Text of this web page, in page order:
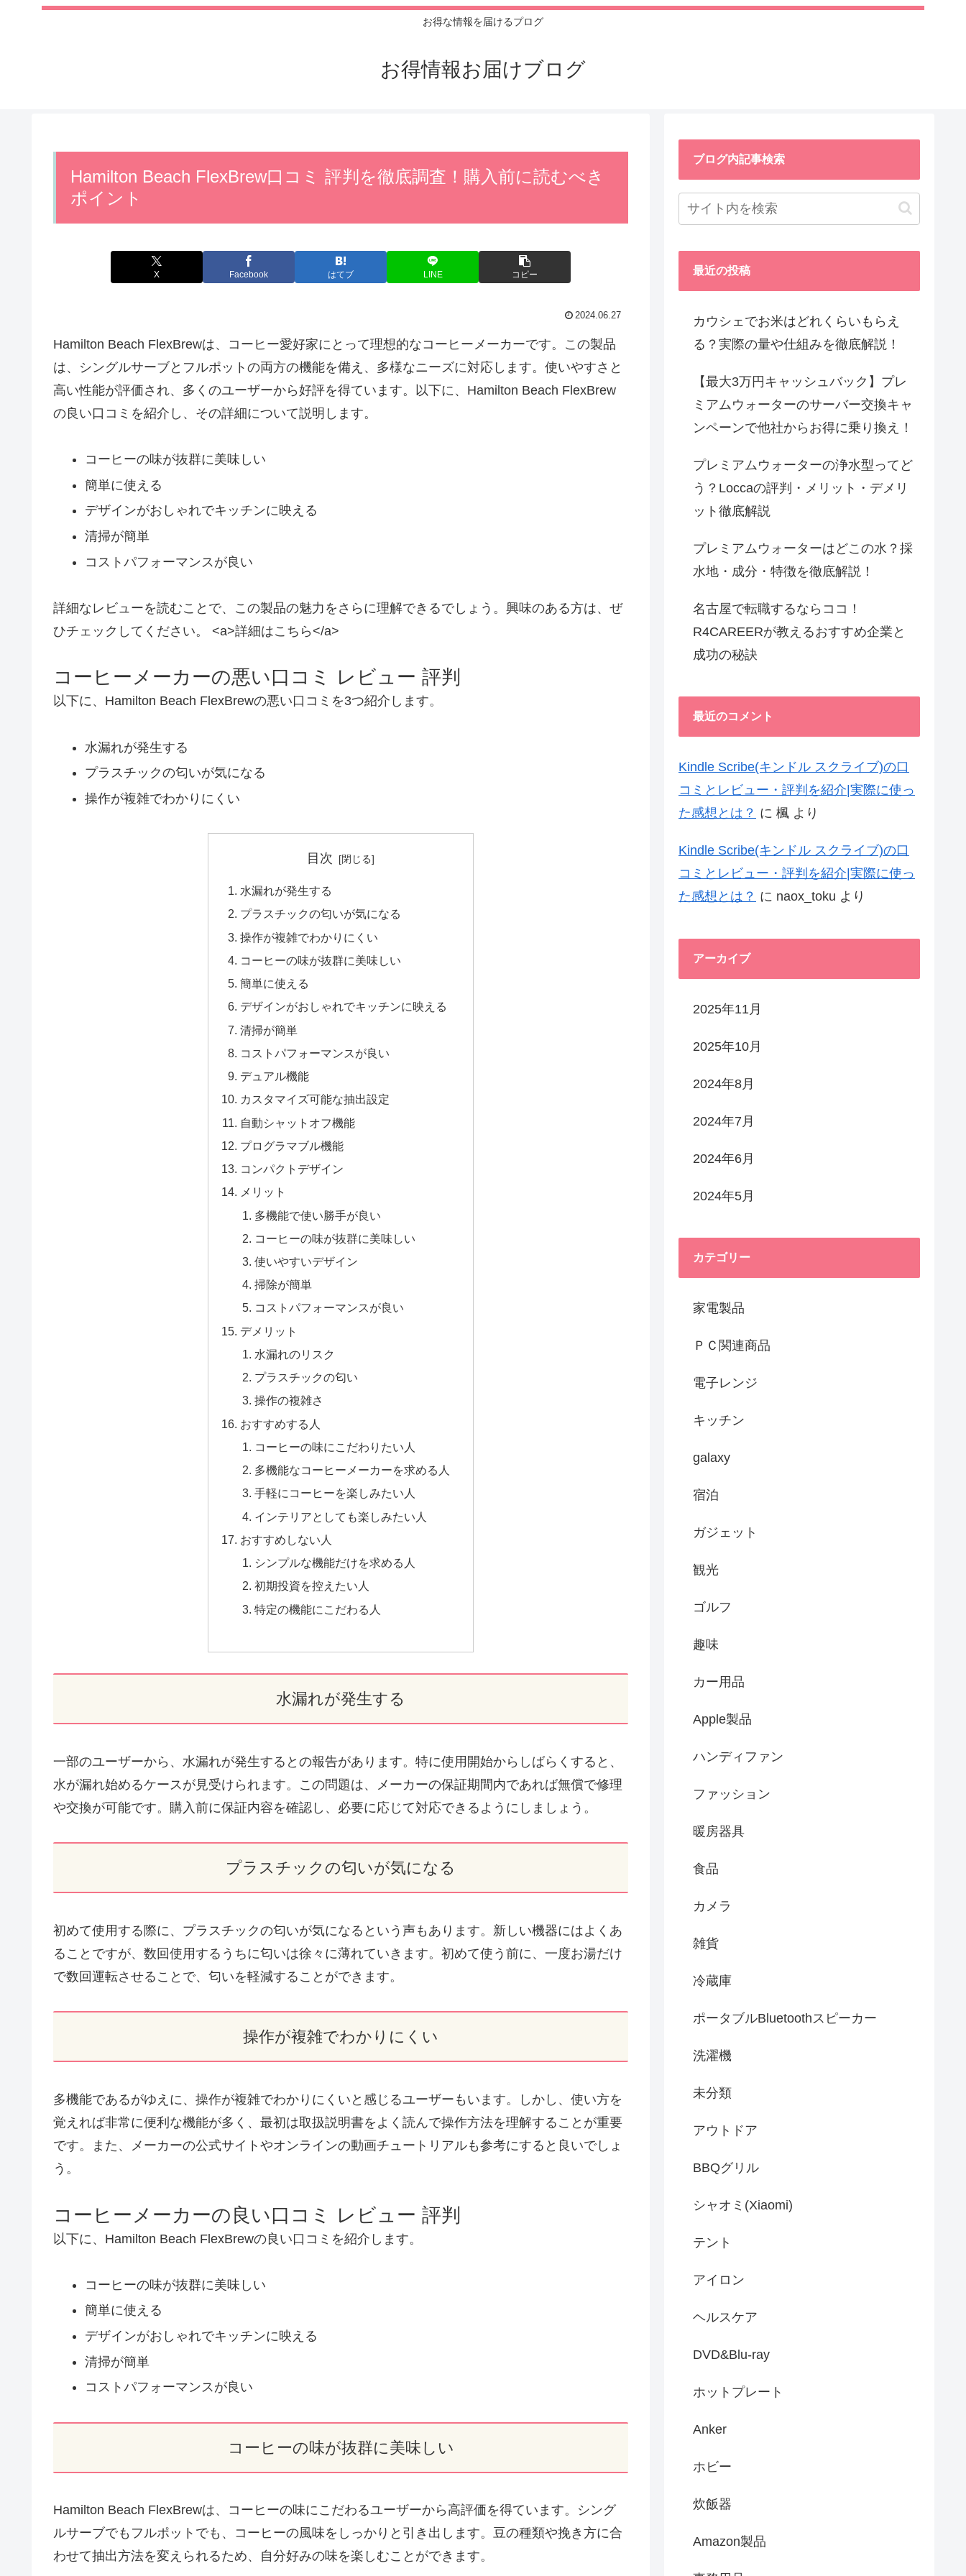
お得な情報を届けるプログ
お得情報お届けブログ
Hamilton Beach FlexBrew口コミ 評判を徹底調査！購入前に読むべき
ポイント
X Facebook はてブ LINE コピー
2024.06.27
Hamilton Beach FlexBrewは、コーヒー愛好家にとって理想的なコーヒーメーカーです。この製品
は、シングルサーブとフルポットの両方の機能を備え、多様なニーズに対応します。使いやすさと
高い性能が評価され、多くのユーザーから好評を得ています。以下に、Hamilton Beach FlexBrew
の良い口コミを紹介し、その詳細について説明します。
コーヒーの味が抜群に美味しい
簡単に使える
デザインがおしゃれでキッチンに映える
清掃が簡単
コストパフォーマンスが良い
詳細なレビューを読むことで、この製品の魅力をさらに理解できるでしょう。興味のある方は、ぜ
ひチェックしてください。 <a>詳細はこちら</a>
コーヒーメーカーの悪い口コミ レビュー 評判
以下に、Hamilton Beach FlexBrewの悪い口コミを3つ紹介します。
水漏れが発生する
プラスチックの匂いが気になる
操作が複雑でわかりにくい
目次
水漏れが発生する
プラスチックの匂いが気になる
操作が複雑でわかりにくい
コーヒーの味が抜群に美味しい
簡単に使える
デザインがおしゃれでキッチンに映える
清掃が簡単
コストパフォーマンスが良い
デュアル機能
カスタマイズ可能な抽出設定
自動シャットオフ機能
プログラマブル機能
コンパクトデザイン
メリット
多機能で使い勝手が良い
コーヒーの味が抜群に美味しい
使いやすいデザイン
掃除が簡単
コストパフォーマンスが良い
デメリット
水漏れのリスク
プラスチックの匂い
操作の複雑さ
おすすめする人
コーヒーの味にこだわりたい人
多機能なコーヒーメーカーを求める人
手軽にコーヒーを楽しみたい人
インテリアとしても楽しみたい人
おすすめしない人
シンプルな機能だけを求める人
初期投資を控えたい人
特定の機能にこだわる人
水漏れが発生する
一部のユーザーから、水漏れが発生するとの報告があります。特に使用開始からしばらくすると、
水が漏れ始めるケースが見受けられます。この問題は、メーカーの保証期間内であれば無償で修理
や交換が可能です。購入前に保証内容を確認し、必要に応じて対応できるようにしましょう。
プラスチックの匂いが気になる
初めて使用する際に、プラスチックの匂いが気になるという声もあります。新しい機器にはよくあ
ることですが、数回使用するうちに匂いは徐々に薄れていきます。初めて使う前に、一度お湯だけ
で数回運転させることで、匂いを軽減することができます。
操作が複雑でわかりにくい
多機能であるがゆえに、操作が複雑でわかりにくいと感じるユーザーもいます。しかし、使い方を
覚えれば非常に便利な機能が多く、最初は取扱説明書をよく読んで操作方法を理解することが重要
です。また、メーカーの公式サイトやオンラインの動画チュートリアルも参考にすると良いでしょ
う。
コーヒーメーカーの良い口コミ レビュー 評判
以下に、Hamilton Beach FlexBrewの良い口コミを紹介します。
コーヒーの味が抜群に美味しい
簡単に使える
デザインがおしゃれでキッチンに映える
清掃が簡単
コストパフォーマンスが良い
コーヒーの味が抜群に美味しい
Hamilton Beach FlexBrewは、コーヒーの味にこだわるユーザーから高評価を得ています。シング
ルサーブでもフルポットでも、コーヒーの風味をしっかりと引き出します。豆の種類や挽き方に合
わせて抽出方法を変えられるため、自分好みの味を楽しむことができます。
ブログ内記事検索
最近の投稿
カウシェでお米はどれくらいもらえ
る？実際の量や仕組みを徹底解説！
【最大3万円キャッシュバック】プレ
ミアムウォーターのサーバー交換キャ
ンペーンで他社からお得に乗り換え！
プレミアムウォーターの浄水型ってど
う？Loccaの評判・メリット・デメリ
ット徹底解説
プレミアムウォーターはどこの水？採
水地・成分・特徴を徹底解説！
名古屋で転職するならココ！
R4CAREERが教えるおすすめ企業と
成功の秘訣
最近のコメント
Kindle Scribe(キンドル スクライブ)の口
コミとレビュー・評判を紹介|実際に使っ
た感想とは？ に 楓 より
Kindle Scribe(キンドル スクライブ)の口
コミとレビュー・評判を紹介|実際に使っ
た感想とは？ に naox_toku より
アーカイブ
2025年11月
2025年10月
2024年8月
2024年7月
2024年6月
2024年5月
カテゴリー
家電製品
ＰＣ関連商品
電子レンジ
キッチン
galaxy
宿泊
ガジェット
観光
ゴルフ
趣味
カー用品
Apple製品
ハンディファン
ファッション
暖房器具
食品
カメラ
雑貨
冷蔵庫
ポータブルBluetoothスピーカー
洗濯機
未分類
アウトドア
BBQグリル
シャオミ(Xiaomi)
テント
アイロン
ヘルスケア
DVD&Blu-ray
ホットプレート
Anker
ホビー
炊飯器
Amazon製品